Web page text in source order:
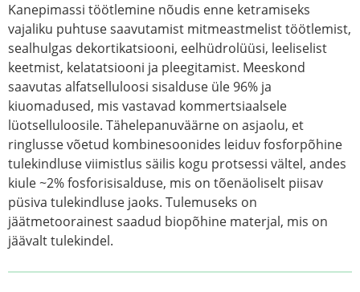
Kanepimassi töötlemine nõudis enne ketramiseks
vajaliku puhtuse saavutamist mitmeastmelist töötlemist,
sealhulgas dekortikatsiooni, eelhüdrolüüsi, leeliselist
keetmist, kelatatsiooni ja pleegitamist. Meeskond
saavutas alfatselluloosi sisalduse üle 96% ja
kiuomadused, mis vastavad kommertsiaalsele
lüotselluloosile. Tähelepanuväärne on asjaolu, et
ringlusse võetud kombinesoonides leiduv fosforpõhine
tulekindluse viimistlus säilis kogu protsessi vältel, andes
kiule ~2% fosforisisalduse, mis on tõenäoliselt piisav
püsiva tulekindluse jaoks. Tulemuseks on
jäätmetoorainest saadud biopõhine materjal, mis on
jäävalt tulekindel.